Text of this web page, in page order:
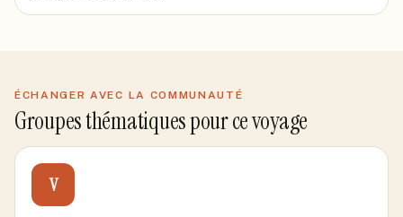
ÉCHANGER AVEC LA COMMUNAUTÉ
Groupes thématiques pour ce voyage
V